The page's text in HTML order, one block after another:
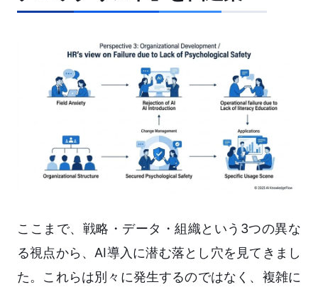
ここまで、戦略・データ・組織という3つの異な
る視点から、AI導入に潜む落とし穴を見てきまし
た。これらは別々に発生するのではなく、複雑に